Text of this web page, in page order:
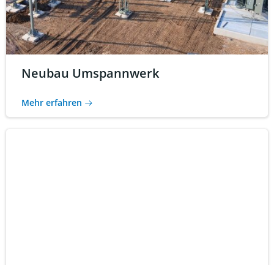
Neubau Umspannwerk
Mehr erfahren